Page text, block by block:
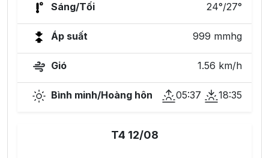
Sáng/Tối 24°/27°
Áp suất 999 mmhg
Gió 1.56 km/h
Bình minh/Hoàng hôn 05:37 18:35
T4 12/08